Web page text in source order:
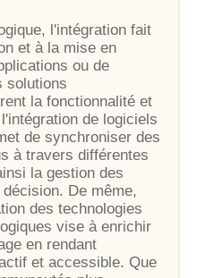
l'intégration fait
et à la mise en
ou de
solutions
la fonctionnalité et
de logiciels
de synchroniser des
à travers différentes
la gestion des
De même,
des technologies
vise à enrichir
en rendant
et accessible. Que